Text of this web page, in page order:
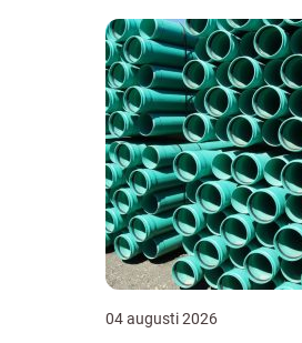
04 augusti 2026